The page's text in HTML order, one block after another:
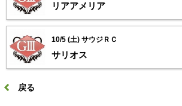
リアアメリア
10/5 (土) サウジＲＣ
サリオス
戻る